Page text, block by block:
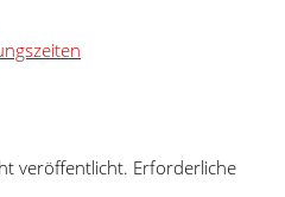
veröffentlicht. Erforderliche